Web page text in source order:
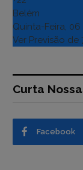
Belém
Quinta-Feira, 06
Ver Previsão de
Curta
Facebook